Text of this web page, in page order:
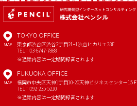
MAP
TOKYO OFFICE
東京都渋谷区渋谷2丁目21−1渋谷ヒカリエ33F
TEL：03-6747-7888
※通話内容は一定期間録音されます
MAP
FUKUOKA OFFICE
福岡市中央区天神1丁目10-20天神ビジネスセンター15Ｆ
TEL：092-235-5210
※通話内容は一定期間録音されます